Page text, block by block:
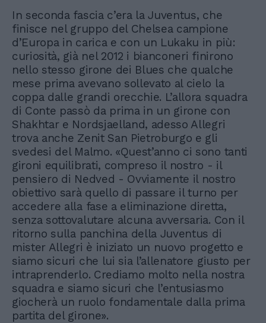
In seconda fascia c’era la Juventus, che
finisce nel gruppo del Chelsea campione
d’Europa in carica e con un Lukaku in più:
curiosità, già nel 2012 i bianconeri finirono
nello stesso girone dei Blues che qualche
mese prima avevano sollevato al cielo la
coppa dalle grandi orecchie. L’allora squadra
di Conte passò da prima in un girone con
Shakhtar e Nordsjaelland, adesso Allegri
trova anche Zenit San Pietroburgo e gli
svedesi del Malmo. «Quest’anno ci sono tanti
gironi equilibrati, compreso il nostro - il
pensiero di Nedved - Ovviamente il nostro
obiettivo sarà quello di passare il turno per
accedere alla fase a eliminazione diretta,
senza sottovalutare alcuna avversaria. Con il
ritorno sulla panchina della Juventus di
mister Allegri è iniziato un nuovo progetto e
siamo sicuri che lui sia l’allenatore giusto per
intraprenderlo. Crediamo molto nella nostra
squadra e siamo sicuri che l’entusiasmo
giocherà un ruolo fondamentale dalla prima
partita del girone».